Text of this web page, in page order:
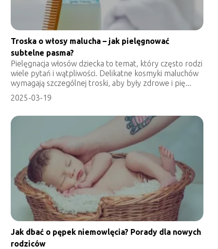
Troska o włosy malucha – jak pielęgnować
subtelne pasma?
Pielęgnacja włosów dziecka to temat, który często rodzi
wiele pytań i wątpliwości. Delikatne kosmyki maluchów
wymagają szczególnej troski, aby były zdrowe i pię...
2025-03-19
Jak dbać o pępek niemowlęcia? Porady dla nowych
rodziców